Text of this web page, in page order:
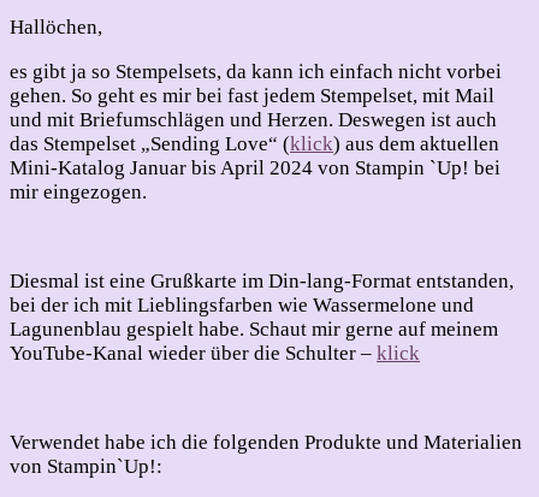
Hallöchen,
es gibt ja so Stempelsets, da kann ich einfach nicht vorbei
gehen. So geht es mir bei fast jedem Stempelset, mit Mail
und mit Briefumschlägen und Herzen. Deswegen ist auch
das Stempelset „Sending Love“ (klick) aus dem aktuellen
Mini-Katalog Januar bis April 2024 von Stampin `Up! bei
mir eingezogen.
Diesmal ist eine Grußkarte im Din-lang-Format entstanden,
bei der ich mit Lieblingsfarben wie Wassermelone und
Lagunenblau gespielt habe. Schaut mir gerne auf meinem
YouTube-Kanal wieder über die Schulter – klick
Verwendet habe ich die folgenden Produkte und Materialien
von Stampin`Up!: